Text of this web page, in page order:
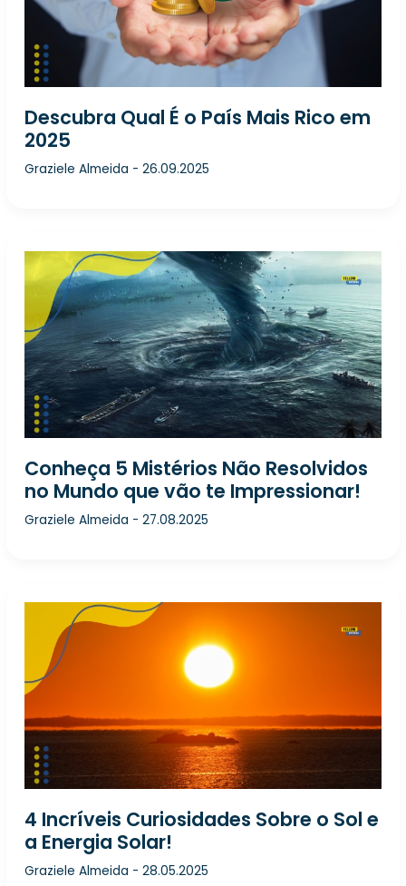
Descubra Qual É o País Mais Rico em
2025
Graziele Almeida -26.09.2025
Conheça 5 Mistérios Não Resolvidos
no Mundo que vão te Impressionar!
Graziele Almeida -27.08.2025
4 Incríveis Curiosidades Sobre o Sol e
a Energia Solar!
Graziele Almeida -28.05.2025